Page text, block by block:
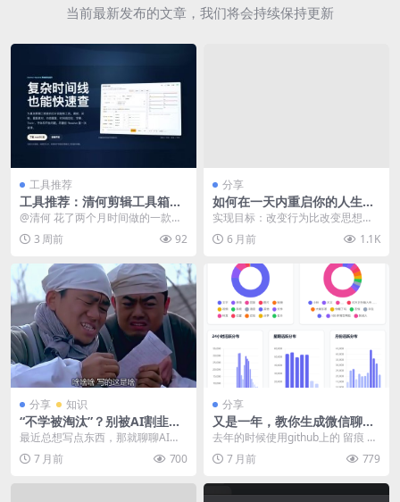
当前最新发布的文章，我们将会持续保持更新
工具推荐
工具推荐：清何剪辑工具箱
（免费）
@清何 花了两个月时间做的一款达
芬奇插件 清何剪辑工具箱 免费使用
四个主要面板...
3 周前 92
分享
如何在一天内重启你的人生系
统
实现目标：改变行为比改变思想更
容易也更重要 你做今年的新年计划
了吗？ 2026年...
6 月前 1.1K
分享 知识
“不学被淘汰”？别被AI割韭菜
了！用好AI，核心秘密就一
最近总想写点东西，那就聊聊AI
吧。 引言：风口之下的群体焦虑
最近...7 月前 700
分享
又是一年，教你生成微信聊天
年度报告
去年的时候使用github上的 留痕 导
出的记录，做的分析，去年的文章
链接：年底...
7 月前 779